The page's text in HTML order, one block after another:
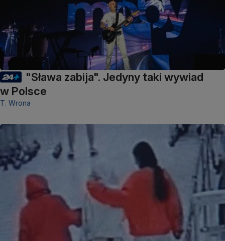
"Sława zabija". Jedyny taki wywiad
w Polsce
T. Wrona